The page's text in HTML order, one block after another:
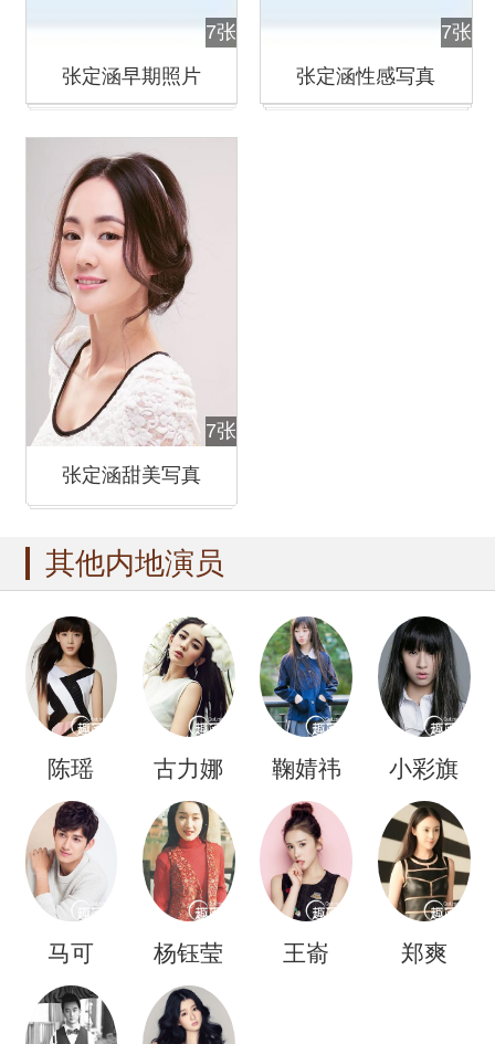
7张
张定涵早期照片
7张
张定涵性感写真
7张
张定涵甜美写真
其他内地演员
陈瑶 古力娜
扎
鞠婧祎 小彩旗
马可 杨钰莹 王嵛 郑爽